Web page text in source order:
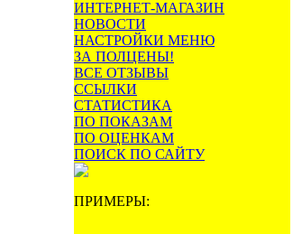
ИНТЕРНЕТ-МАГАЗИН
НОВОСТИ
НАСТРОЙКИ МЕНЮ
ЗА ПОЛЦЕНЫ!
ВСЕ ОТЗЫВЫ
ССЫЛКИ
СТАТИСТИКА
ПО ПОКАЗАМ
ПО ОЦЕНКАМ
ПОИСК ПО САЙТУ
ПРИМЕРЫ: